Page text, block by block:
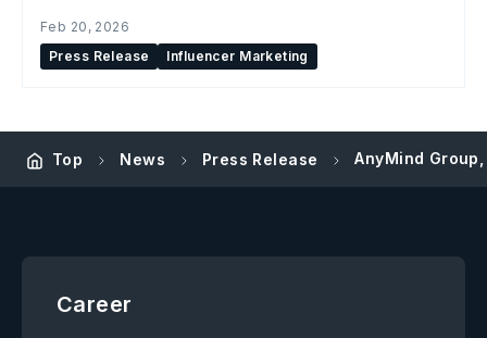
Feb 20, 2026
Press Release
Influencer Marketing
Top News Press Release AnyMind Group,
Career